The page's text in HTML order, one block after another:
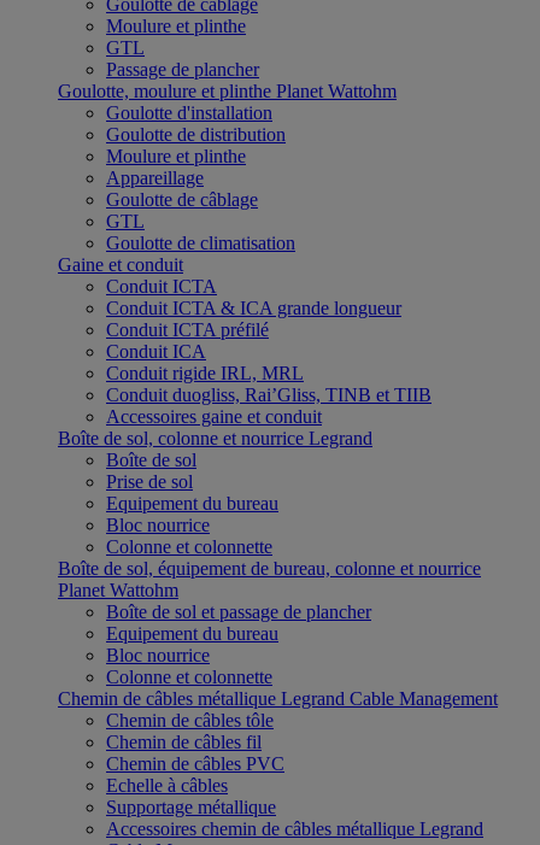
Goulotte de câblage
Moulure et plinthe
GTL
Passage de plancher
Goulotte, moulure et plinthe Planet Wattohm
Goulotte d'installation
Goulotte de distribution
Moulure et plinthe
Appareillage
Goulotte de câblage
GTL
Goulotte de climatisation
Gaine et conduit
Conduit ICTA
Conduit ICTA & ICA grande longueur
Conduit ICTA préfilé
Conduit ICA
Conduit rigide IRL, MRL
Conduit duogliss, Rai’Gliss, TINB et TIIB
Accessoires gaine et conduit
Boîte de sol, colonne et nourrice Legrand
Boîte de sol
Prise de sol
Equipement du bureau
Bloc nourrice
Colonne et colonnette
Boîte de sol, équipement de bureau, colonne et nourrice
Planet Wattohm
Boîte de sol et passage de plancher
Equipement du bureau
Bloc nourrice
Colonne et colonnette
Chemin de câbles métallique Legrand Cable Management
Chemin de câbles tôle
Chemin de câbles fil
Chemin de câbles PVC
Echelle à câbles
Supportage métallique
Accessoires chemin de câbles métallique Legrand